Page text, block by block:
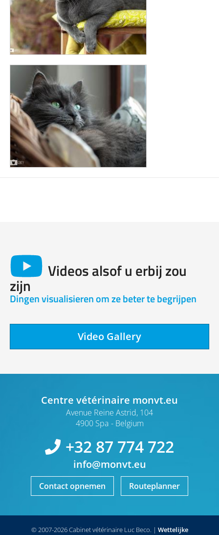
Videos alsof u erbij zou
zijn
Dingen visualisieren om ze beter te begrijpen
Video Gallery
Centre vétérinaire monvt.eu
Avenue Reine Astrid, 104
4900 Spa
Belgium
+32 87 774 722
info@monvt.eu
Contact opnemen Routeplanner
© 2007-2026 Cabinet vétérinaire Luc Beco. | Wettelijke